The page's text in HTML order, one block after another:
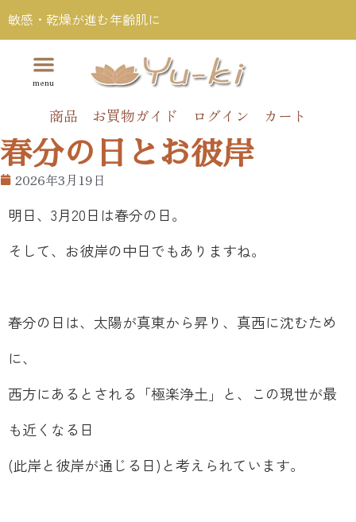
敏感・乾燥が進む年齢肌に
商品 お買物ガイド ログイン カート
春分の日とお彼岸
2026年3月19日
明日、3月20日は春分の日。
そして、お彼岸の中日でもありますね。
春分の日は、太陽が真東から昇り、真西に沈むため
に、
西方にあるとされる「極楽浄土」と、この現世が最
も近くなる日
(此岸と彼岸が通じる日)と考えられています。